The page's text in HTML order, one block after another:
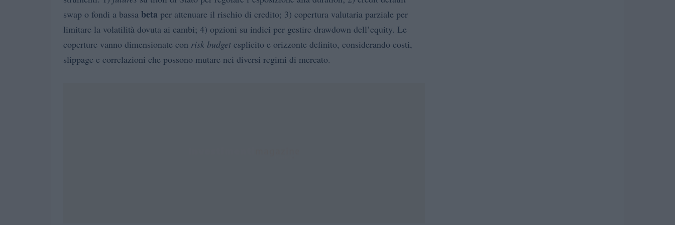
swap o fondi a bassa beta per attenuare il rischio di credito; 3) copertura valutaria parziale per
limitare la volatilità dovuta ai cambi; 4) opzioni su indici per gestire drawdown dell’equity. Le
coperture vanno dimensionate con risk budget esplicito e orizzonte definito, considerando costi,
slippage e correlazioni che possono mutare nei diversi regimi di mercato.